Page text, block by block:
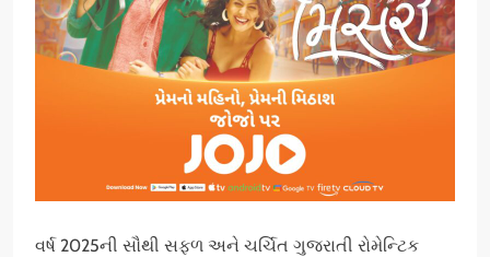
વર્ષ 2025ની સૌથી સફળ અને ચર્ચિત ગુજરાતી રોમેન્ટિક